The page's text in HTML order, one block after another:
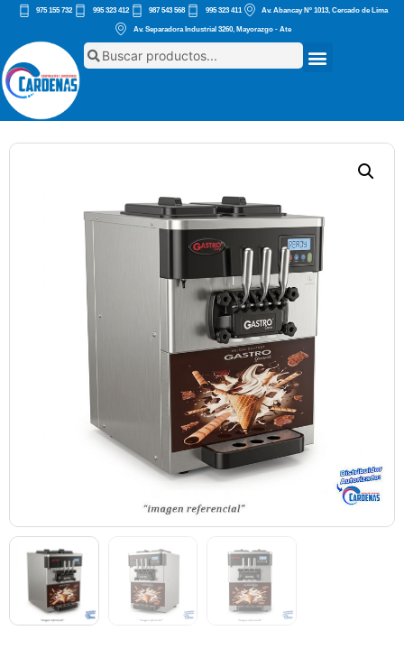
975 155 732 995 323 412 987 543 568 995 323 411 Av. Abancay Nº 1013, Cercado de Lima
Av. Separadora Industrial 3260, Mayorazgo - Ate